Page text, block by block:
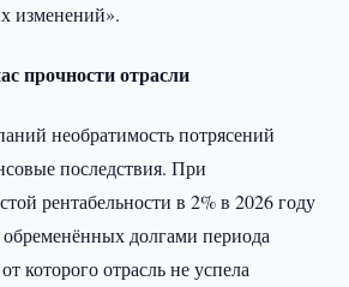
изменений».
прочности отрасли
необратимость потрясений
последствия. При
рентабельности в 2% в 2026 году
долгами периода
которого отрасль не успела